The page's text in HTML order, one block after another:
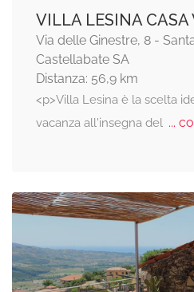
VILLA LESINA
Via delle Ginestre, 8 -
Castellabate SA
Distanza: 56,9 km
<p>Villa Lesina è la scelta
vacanza all'insegna del...